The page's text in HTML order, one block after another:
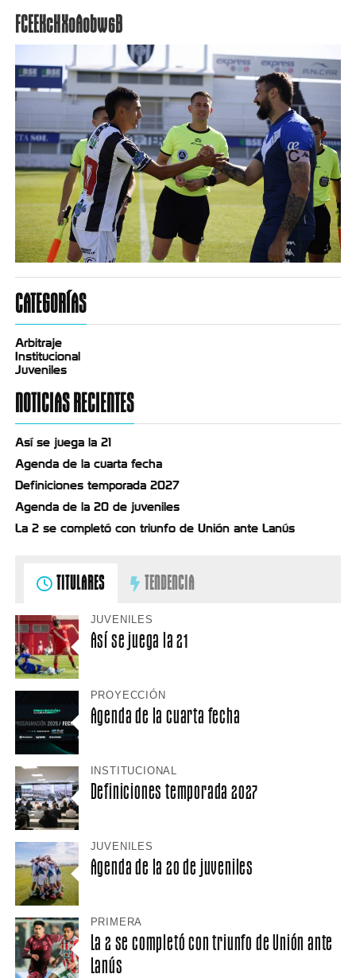
FCEEKcHX0A0bw6B
CATEGORÍAS
Arbitraje
Institucional
Juveniles
NOTICIAS RECIENTES
Así se juega la 21
Agenda de la cuarta fecha
Definiciones temporada 2027
Agenda de la 20 de juveniles
La 2 se completó con triunfo de Unión ante Lanús
TITULARES TENDENCIA
JUVENILES
Así se juega la 21
PROYECCIÓN
Agenda de la cuarta fecha
INSTITUCIONAL
Definiciones temporada 2027
JUVENILES
Agenda de la 20 de juveniles
PRIMERA
La 2 se completó con triunfo de Unión ante
Lanús